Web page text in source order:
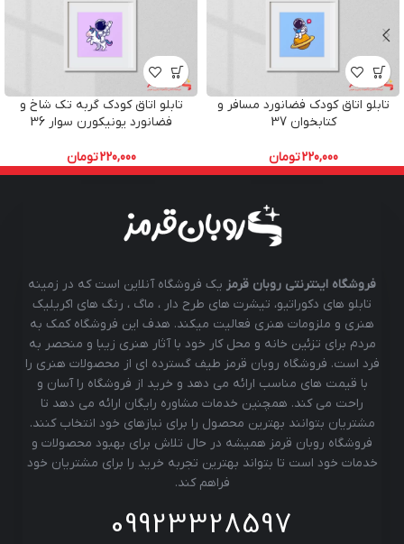
تابلو اتاق کودک فضانورد مسافر و
کتابخوان 37
220,000تومان
تابلو اتاق کودک گربه تک شاخ و
فضانورد یونیکورن سوار 36
220,000تومان
فروشگاه اینترنتی روبان قرمز یک فروشگاه آنلاین است که در زمینه
تابلو های دکوراتیو، تیشرت های طرح دار ، ماگ ، رنگ های اکریلیک
هنری و ملزومات هنری فعالیت میکند. هدف این فروشگاه کمک به
مردم برای تزئین خانه و محل کار خود با آثار هنری زیبا و منحصر به
فرد است. فروشگاه روبان قرمز طیف گسترده ای از محصولات هنری را
با قیمت های مناسب ارائه می دهد و خرید از فروشگاه را آسان و
راحت می کند. همچنین خدمات مشاوره رایگان ارائه می دهد تا
مشتریان بتوانند بهترین محصول را برای نیازهای خود انتخاب کنند.
فروشگاه روبان قرمز همیشه در حال تلاش برای بهبود محصولات و
خدمات خود است تا بتواند بهترین تجربه خرید را برای مشتریان خود
فراهم کند.
09923328597